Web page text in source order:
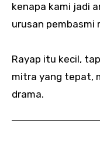
kenapa kami jadi
urusan pembasmi
Rayap itu kecil,
mitra yang tepat,
drama.